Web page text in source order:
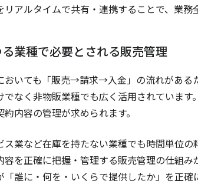
リアルタイムで共有・連携することで、業務
業種で必要とされる販売管理
おいても「販売→請求→入金」の流れがある
でなく非物販業種でも広く活用されていま
内容の管理が求められます。
ス業など在庫を持たない業種でも時間単位
容を正確に把握・管理する販売管理の仕組
「誰に・何を・いくらで提供したか」を正